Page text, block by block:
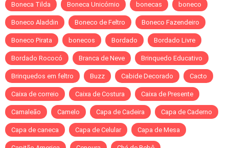
Boneca Tilda Boneca Unicórnio bonecas boneco
Boneco Aladdin Boneco de Feltro Boneco Fazendeiro
Boneco Pirata bonecos Bordado Bordado Livre
Bordado Rococó Branca de Neve Brinquedo Educativo
Brinquedos em feltro Buzz Cabide Decorado Cacto
Caixa de correio Caixa de Costura Caixa de Presente
Camaleão Camelo Capa de Cadeira Capa de Caderno
Capa de caneca Capa de Celular Capa de Mesa